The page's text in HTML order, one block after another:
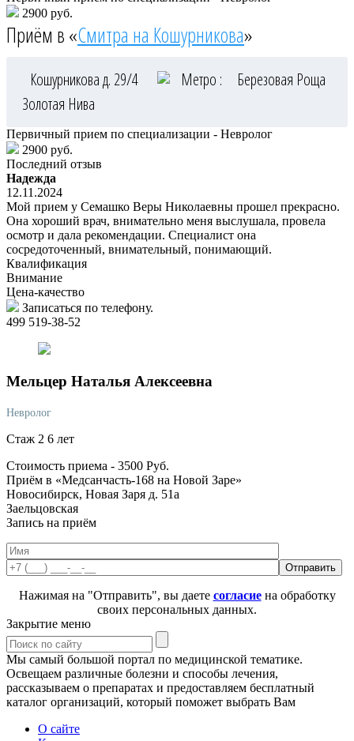
2900 руб.
Приём в «Смитра на Кошурникова»
Кошурникова д. 29/4 Метро :
Березовая Роща
Золотая Нива
Первичный прием по специализации - Невролог
2900 руб.
Последний отзыв
Надежда
12.11.2024
Мой прием у Семашко Веры Николаевны прошел прекрасно.
Она хороший врач, внимательно меня выслушала, провела
осмотр и дала рекомендации. Специалист она
сосредоточенный, внимательный, понимающий.
Квалификация
Внимание
Цена-качество
Записаться по телефону.
499 519-38-52
Мельцер Наталья Алексеевна
Невролог
Стаж 2 6 лет
Стоимость приема - 3500 Руб.
Приём в «Медсанчасть-168 на Новой Заре»
Новосибирск, Новая Заря д. 51а
Заельцовская
Запись на приём
Нажимая на "Отправить", вы даете согласиена обработку
своих персональных данных.
Закрытие меню
Мы самый большой портал по медицинской тематике.
Освещаем различные болезни и способы лечения,
рассказываем о препаратах и предоставляем бесплатный
каталог организаций, который поможет выбрать Вам
О сайте